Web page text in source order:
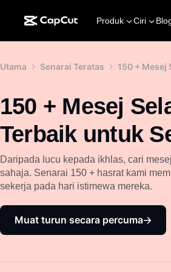
Produk Ciri
Utama Senarai Teratas 150 + Mesej
150 + Mesej
Terbaik untuk
Daripada lucu kepada ikhlas, cari
sahaja. Senarai 150 + hasrat kami
sekerja pada hari istimewa mereka.
Muat turun secara percuma